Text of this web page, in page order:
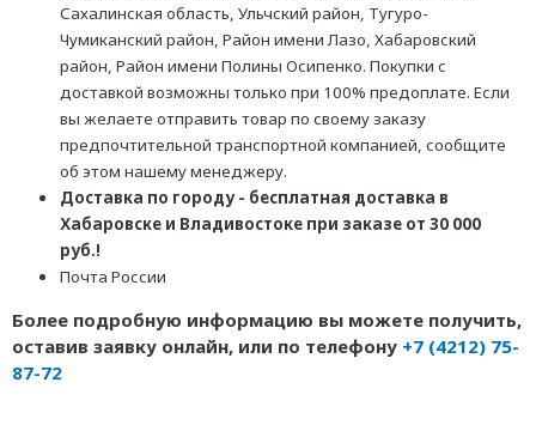
Сахалинская область, Ульчский район, Тугуро-
Чумиканский район, Район имени Лазо, Хабаровский
район, Район имени Полины Осипенко. Покупки с
доставкой возможны только при 100% предоплате. Если
вы желаете отправить товар по своему заказу
предпочтительной транспортной компанией, сообщите
об этом нашему менеджеру.
Доставка по городу - бесплатная доставка в
Хабаровске и Владивостоке при заказе от 30 000
руб.!
Почта России
Более подробную информацию вы можете получить,
оставив заявку онлайн, или по телефону +7 (4212) 75-
87-72